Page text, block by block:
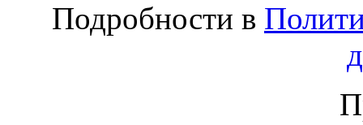
Подробности в